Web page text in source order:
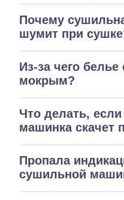
Почему
шумит при
Из-за чего белье
мокрым?
Что делать,
машинка скачет
Пропала
сушильной